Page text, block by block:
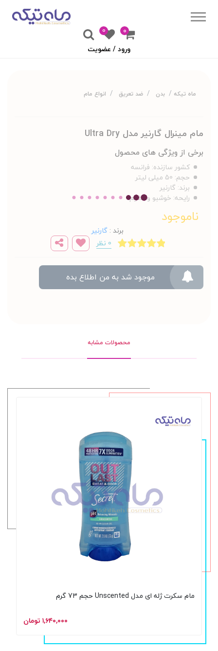
۰
0
ورود / عضویت
ماه تیکه بدن ضد تعریق انواع مام
مام مینرال گارنیر مدل Ultra Dry
برخی از ویژگی های محصول
کشور سازنده: فرانسه
حجم: 50 میلی لیتر
برند: گارنیر
رایحه: خوشبو و ملایم
ناموجود
برند : گارنیر
0 نظر
موجود شد به من اطلاع بده
محصولات مشابه
مام سکرت ژله ای مدل Unscented حجم 73 گرم
۱,۶۴۰,۰۰۰ تومان